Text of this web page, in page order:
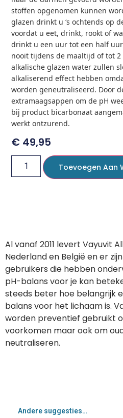
stoffen opgenomen kunnen
glazen drinkt u ‘s ochtends op
voordat u eet, drinkt, rookt of
drinkt u een uur tot een half
nooit tijdens de maaltijd of tot
alkalische glazen water zullen
alkaliserend effect hebben
worden geneutraliseerd. Door
extramaagsappen om de pH
bij product bicarbonaat
werkt ontzurend.
€ 49,95
Toevoegen Aan
Al vanaf 2011 levert Vayuvit
Nederland en België en er
gebruikers die hebben
pH-balans voor je kan
steeds beter hoe belangrijk
balans voor het lichaam is.
worden preventief gebruikt
voorkomen maar ook om
neutraliseren.
Andere suggesties…